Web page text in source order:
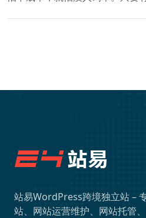
站易WordPress跨境独立站 –
站、网站运营维护、网站托管